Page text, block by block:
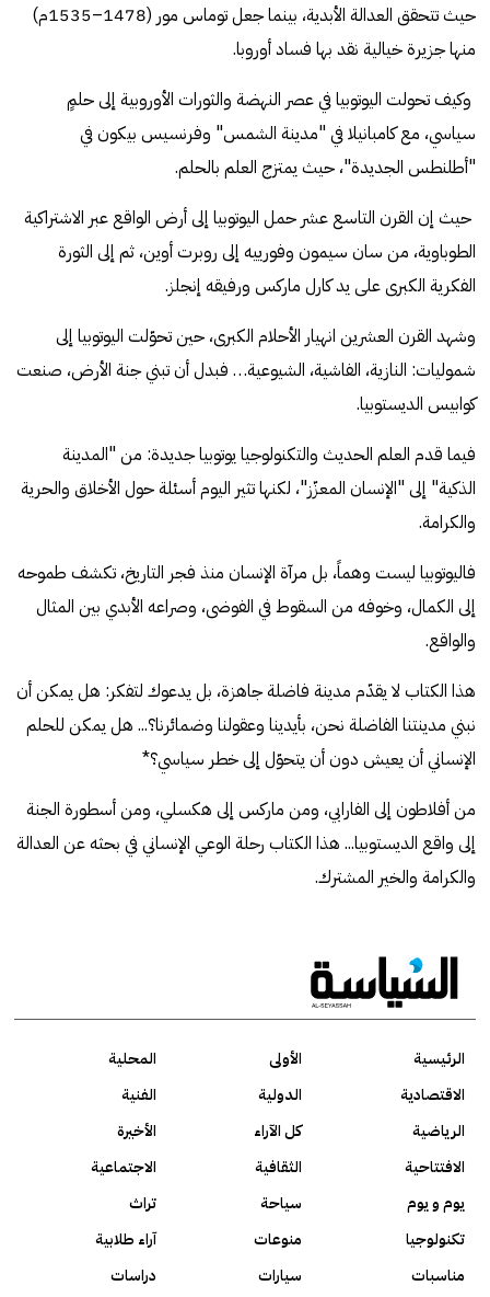
حيث تتحقق العدالة الأبدية، بينما جعل توماس مور (1478–1535م)
منها جزيرة خيالية نقد بها فساد أوروبا.
وكيف تحولت اليوتوبيا في عصر النهضة والثورات الأوروبية إلى حلمٍ
سياسي، مع كامبانيلا في "مدينة الشمس" وفرنسيس بيكون في
"أطلنطس الجديدة"، حيث يمتزج العلم بالحلم.
حيث إن القرن التاسع عشر حمل اليوتوبيا إلى أرض الواقع عبر الاشتراكية
الطوباوية، من سان سيمون وفورييه إلى روبرت أوين، ثم إلى الثورة
الفكرية الكبرى على يد كارل ماركس ورفيقه إنجلز.
وشهد القرن العشرين انهيار الأحلام الكبرى، حين تحوّلت اليوتوبيا إلى
شموليات: النازية، الفاشية، الشيوعية… فبدل أن تبني جنة الأرض، صنعت
كوابيس الديستوبيا.
فيما قدم العلم الحديث والتكنولوجيا يوتوبيا جديدة: من "المدينة
الذكية" إلى "الإنسان المعزّز"، لكنها تثير اليوم أسئلة حول الأخلاق والحرية
والكرامة.
فاليوتوبيا ليست وهماً، بل مرآة الإنسان منذ فجر التاريخ، تكشف طموحه
إلى الكمال، وخوفه من السقوط في الفوضى، وصراعه الأبدي بين المثال
والواقع.
هذا الكتاب لا يقدّم مدينة فاضلة جاهزة، بل يدعوك لتفكر: هل يمكن أن
نبني مدينتنا الفاضلة نحن، بأيدينا وعقولنا وضمائرنا؟... هل يمكن للحلم
الإنساني أن يعيش دون أن يتحوّل إلى خطر سياسي؟*
من أفلاطون إلى الفارابي، ومن ماركس إلى هكسلي، ومن أسطورة الجنة
إلى واقع الديستوبيا... هذا الكتاب رحلة الوعي الإنساني في بحثه عن العدالة
والكرامة والخير المشترك.
الرئيسية الأولى
المحلية
الاقتصادية
الدولية
الفنية
الرياضية
كل الآراء
الأخيرة
الافتتاحية
الثقافية
الاجتماعية
يوم و يوم
سياحة
تراث
تكنولوجيا
منوعات
آراء طلابية
مناسبات
سيارات دراسات